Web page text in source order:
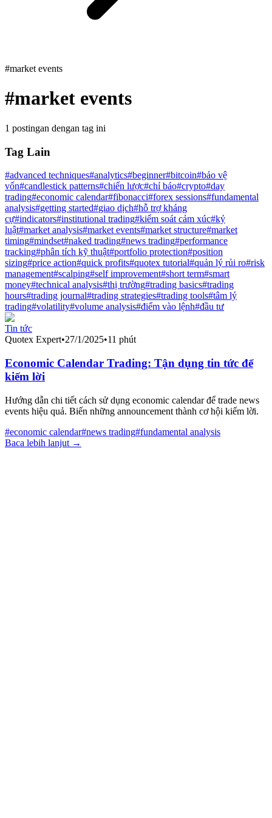
#market events
#market events
1 postingan dengan tag ini
Tag Lain
#advanced techniques#analytics#beginner#bitcoin#bảo vệ
vốn#candlestick patterns#chiến lược#chỉ báo#crypto#day
trading#economic calendar#fibonacci#forex sessions#fundamental
analysis#getting started#giao dịch#hỗ trợ kháng
cự#indicators#institutional trading#kiểm soát cảm xúc#kỷ
luật#market analysis#market events#market structure#market
timing#mindset#naked trading#news trading#performance
tracking#phân tích kỹ thuật#portfolio protection#position
sizing#price action#quick profits#quotex tutorial#quản lý rủi ro#risk
management#scalping#self improvement#short term#smart
money#technical analysis#thị trường#trading basics#trading
hours#trading journal#trading strategies#trading tools#tâm lý
trading#volatility#volume analysis#điểm vào lệnh#đầu tư
Tin tức
Quotex Expert•27/1/2025•11 phút
Economic Calendar Trading: Tận dụng tin tức để
kiếm lời
Hướng dẫn chi tiết cách sử dụng economic calendar để trade news
events hiệu quả. Biến những announcement thành cơ hội kiếm lời.
#economic calendar#news trading#fundamental analysis
Baca lebih lanjut →